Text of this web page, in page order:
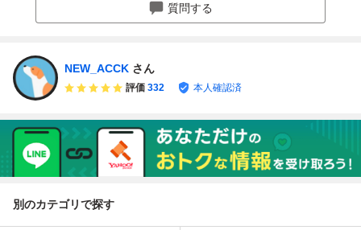
質問する
NEW_ACCK さん
評価 332 本人確認済
別のカテゴリで探す